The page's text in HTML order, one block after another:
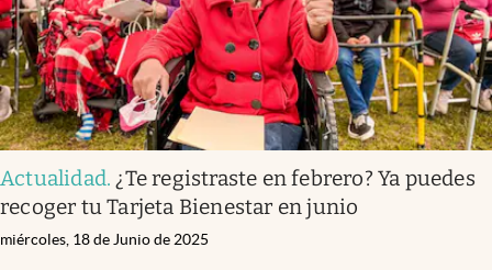
Actualidad. ¿Te registraste en febrero? Ya puedes
recoger tu Tarjeta Bienestar en junio
miércoles, 18 de Junio de 2025